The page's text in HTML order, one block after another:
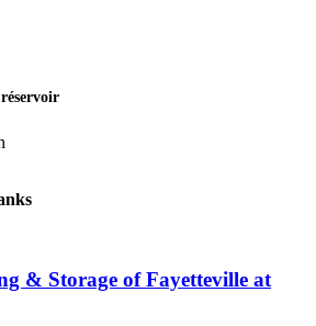
& Storage of Fayetteville at